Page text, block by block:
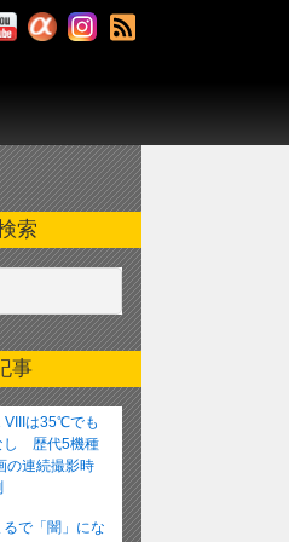
索
事
VIIIは35℃でも
し 歴代5機種
の連続撮影時
で「闇」にな